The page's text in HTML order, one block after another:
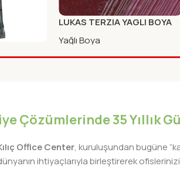
LUKAS TERZIA YAGLI BOYA
75ml ALIZARIN CRIMSON
Yağlı Boya
Çözümlerinde 35 Yıllık
Office Center, kuruluşundan bugüne
ihtiyaçlarıyla birleştirerek